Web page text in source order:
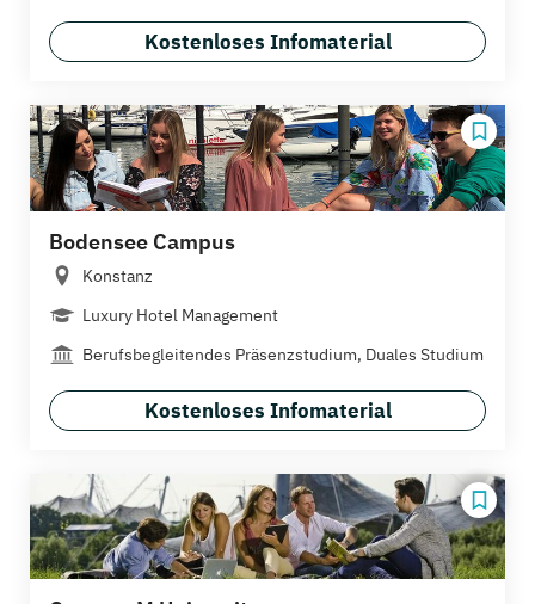
Kostenloses Infomaterial
Bodensee Campus
Konstanz
Luxury Hotel Management
Berufsbegleitendes Präsenzstudium, Duales Studium
Kostenloses Infomaterial